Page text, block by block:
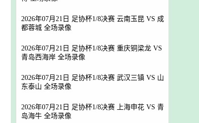
2026年07月21日 足协杯1/8决赛 云南玉昆 VS 成
都蓉城 全场录像
2026年07月21日 足协杯1/8决赛 重庆铜梁龙 VS
青岛西海岸 全场录像
2026年07月21日 足协杯1/8决赛 武汉三镇 VS 山
东泰山 全场录像
2026年07月21日 足协杯1/8决赛 上海申花 VS 青
岛海牛 全场录像